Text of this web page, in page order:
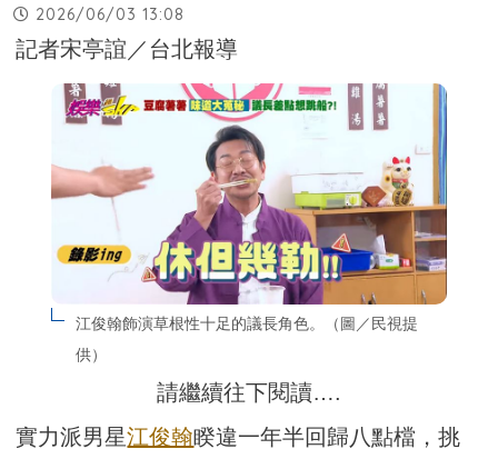
2026/06/03 13:08
記者宋亭誼／台北報導
江俊翰飾演草根性十足的議長角色。（圖／民視提
供）
請繼續往下閱讀….
實力派男星江俊翰睽違一年半回歸八點檔，挑